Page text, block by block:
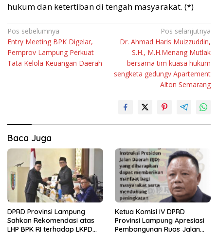
hukum dan ketertiban di tengah masyarakat. (*)
Navigasi
pos
Pos sebelumnya
Entry Meeting BPK Digelar,
Pemprov Lampung Perkuat
Tata Kelola Keuangan Daerah
Pos selanjutnya
Dr. Ahmad Haris Muizzuddin,
S.H., M.H.Menang Mutlak
bersama tim kuasa hukum
sengketa gedungv Apartement
Alton Semarang
Baca Juga
DPRD Provinsi Lampung
Sahkan Rekomendasi atas
LHP BPK RI terhadap LKPD
Ketua Komisi IV DPRD
Provinsi Lampung Apresiasi
Pembangunan Ruas Jalan